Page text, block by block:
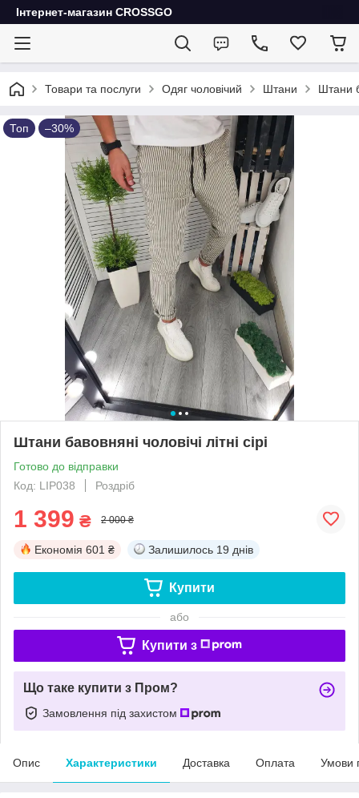
Інтернет-магазин CROSSGO
Товари та послуги Одяг чоловічий Штани Штани
Топ –30%
Штани бавовняні чоловічі літні сірі
Готово до відправки
Код: LIP038
Роздріб
1 399 ₴ 2 000 ₴
Економія 601 ₴ Залишилось 19 днів
Купити
або
Купити з
Що таке купити з Пром?
Замовлення під захистом
Опис Характеристики Доставка Оплата Умови